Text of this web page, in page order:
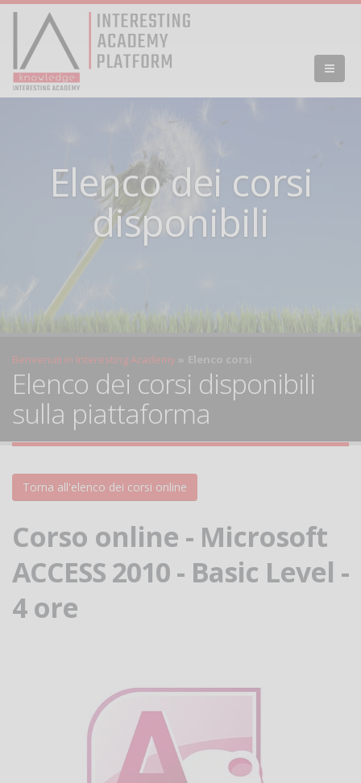
Elenco dei corsi
disponibili
Benvenuti in Interesting Academy Elenco corsi
Elenco dei corsi disponibili
sulla piattaforma
Torna all'elenco dei corsi online
Corso online - Microsoft
ACCESS 2010 - Basic Level -
4 ore